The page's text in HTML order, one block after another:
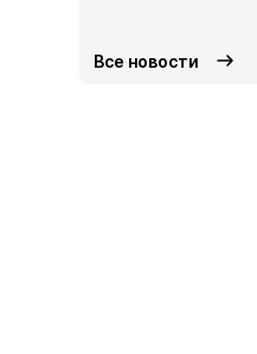
Все новости